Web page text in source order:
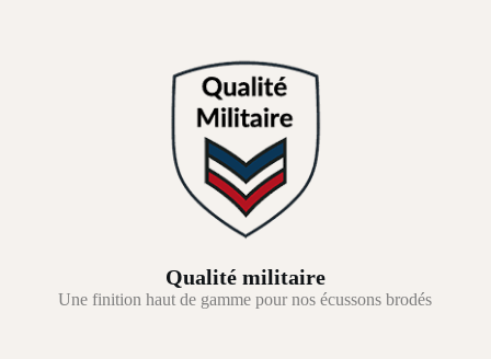
Qualité militaire
Une finition haut de gamme pour nos écussons brodés